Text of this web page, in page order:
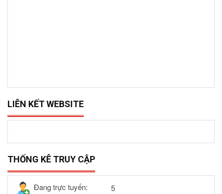
LIÊN KẾT WEBSITE
THỐNG KÊ TRUY CẬP
Đang trực tuyến:
5